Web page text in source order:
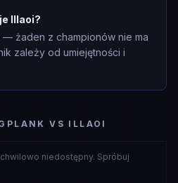
Illaoi?
żaden z championów nie ma
zależy od umiejętności i
VS ILLAOI
niedostępny. Spróbuj